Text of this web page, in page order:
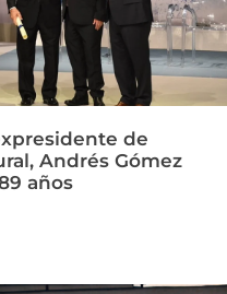
de
Andrés Gómez
años